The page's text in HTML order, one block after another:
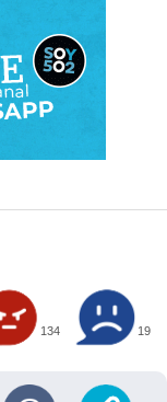
134 19